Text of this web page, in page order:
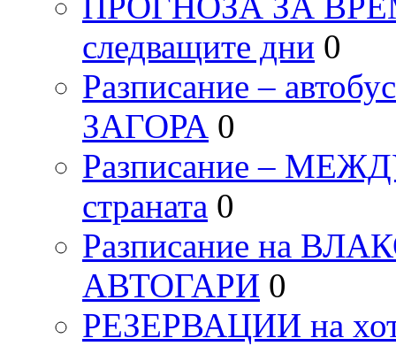
следващите дни 0
Разписание –
ЗАГОРА 0
Разписание –
страната 0
Разписание на
АВТОГАРИ 0
РЕЗЕРВАЦИИ на